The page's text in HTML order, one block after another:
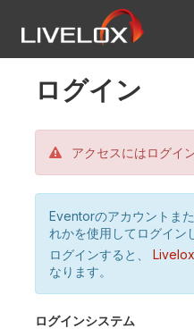
ログイン
アクセスにはログイ
Eventorのアカウントま
れかを使用してログイン
ログインすると、
なります。
ログインシステム